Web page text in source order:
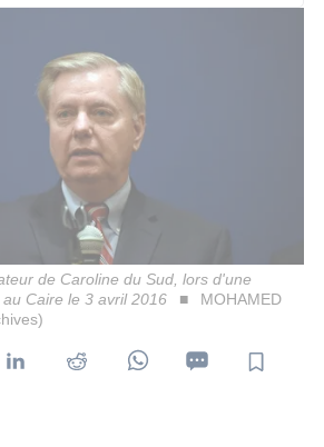
de Caroline du Sud, lors d'une
Caire le 3 avril 2016
MOHAMED